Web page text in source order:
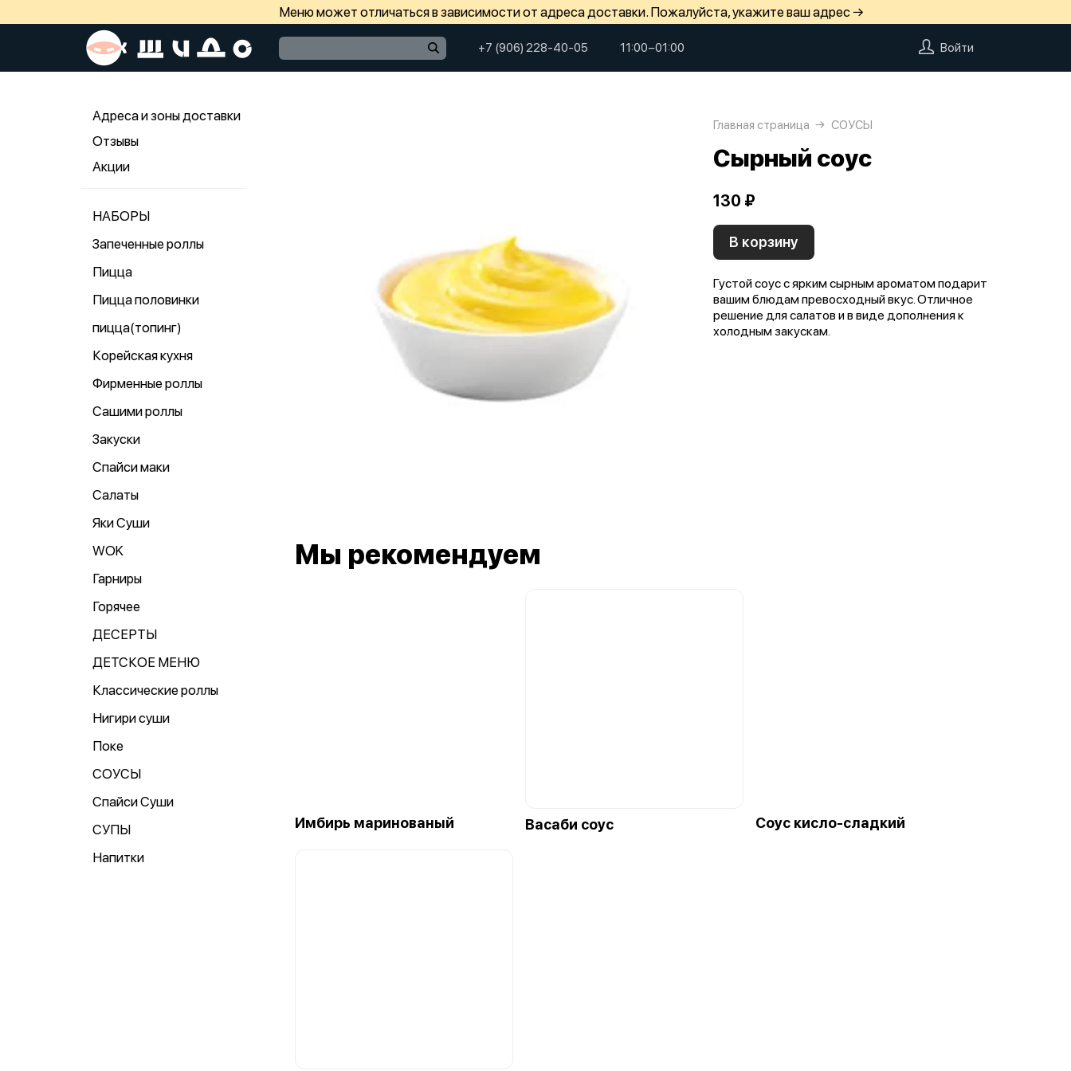
Меню может отличаться в зависимости от адреса доставки. Пожалуйста, укажите ваш адрес →
+7 (906) 228-40-05 11:00−01:00 Войти
Адреса и зоны доставки
Отзывы
Акции
НАБОРЫ
Запеченные роллы
Пицца
Пицца половинки
пицца(топинг)
Корейская кухня
Фирменные роллы
Сашими роллы
Закуски
Спайси маки
Салаты
Яки Суши
WOK
Гарниры
Горячее
ДЕСЕРТЫ
ДЕТСКОЕ МЕНЮ
Классические роллы
Нигири суши
Поке
СОУСЫ
Спайси Суши
СУПЫ
Напитки
Главная страница СОУСЫ
Сырный соус
130 ₽
В корзину
Густой соус с ярким сырным ароматом подарит
вашим блюдам превосходный вкус. Отличное
решение для салатов и в виде дополнения к
холодным закускам.
Мы рекомендуем
Имбирь маринованый Васаби соус Соус кисло-сладкий